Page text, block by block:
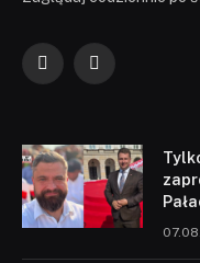
FacebookYouTube